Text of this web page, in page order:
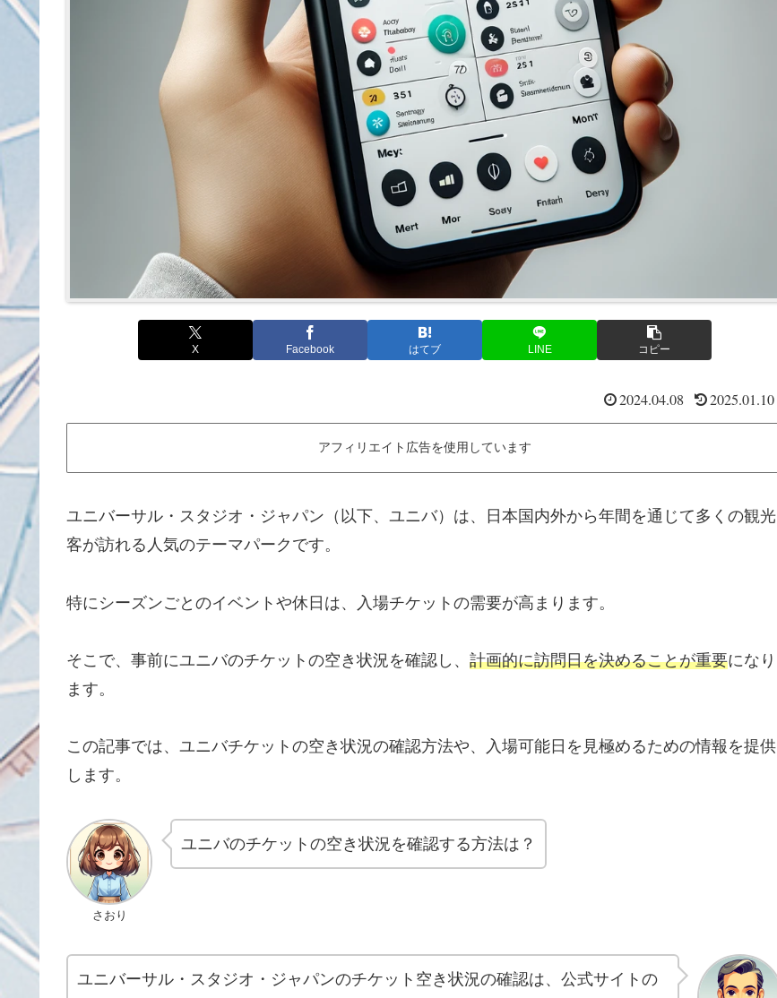
X Facebook はてブ LINE コピー
2024.04.08 2025.01.10
アフィリエイト広告を使用しています
ユニバーサル・スタジオ・ジャパン（以下、ユニバ）は、日本国内外から年間を通じて多くの観光
客が訪れる人気のテーマパークです。
特にシーズンごとのイベントや休日は、入場チケットの需要が高まります。
そこで、事前にユニバのチケットの空き状況を確認し、 計画的に訪問日を決めることが重要になり
ます。
この記事では、ユニバチケットの空き状況の確認方法や、入場可能日を見極めるための情報を提供
します。
さおり
ユニバのチケットの空き状況を確認する方法は？
ユニバーサル・スタジオ・ジャパンのチケット空き状況の確認は、公式サイトの